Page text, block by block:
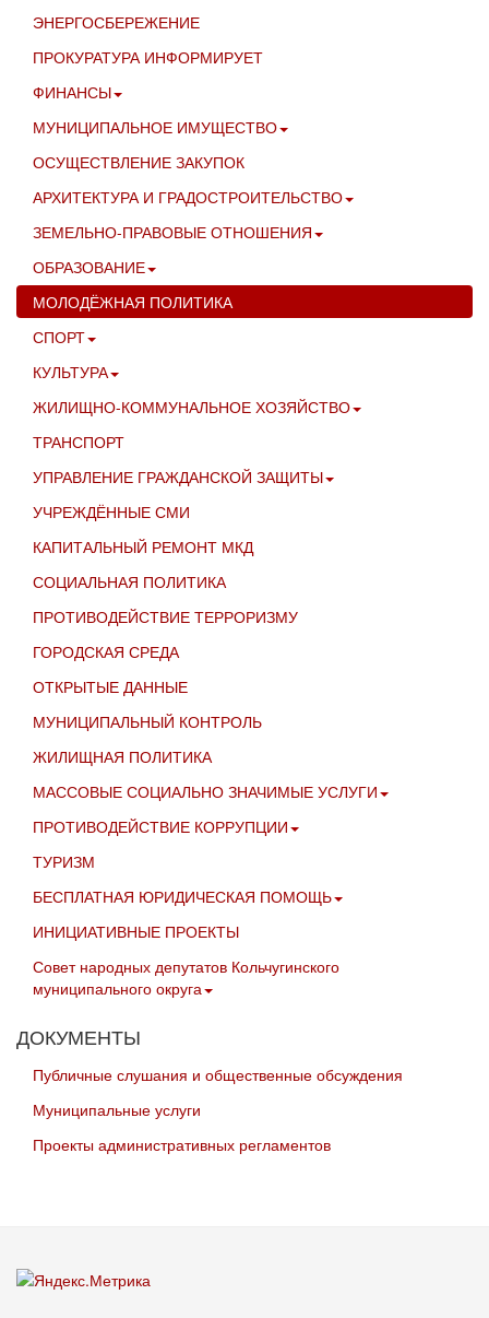
ЭНЕРГОСБЕРЕЖЕНИЕ
ПРОКУРАТУРА ИНФОРМИРУЕТ
ФИНАНСЫ
МУНИЦИПАЛЬНОЕ ИМУЩЕСТВО
ОСУЩЕСТВЛЕНИЕ ЗАКУПОК
АРХИТЕКТУРА И ГРАДОСТРОИТЕЛЬСТВО
ЗЕМЕЛЬНО-ПРАВОВЫЕ ОТНОШЕНИЯ
ОБРАЗОВАНИЕ
МОЛОДЁЖНАЯ ПОЛИТИКА
СПОРТ
КУЛЬТУРА
ЖИЛИЩНО-КОММУНАЛЬНОЕ ХОЗЯЙСТВО
ТРАНСПОРТ
УПРАВЛЕНИЕ ГРАЖДАНСКОЙ ЗАЩИТЫ
УЧРЕЖДЁННЫЕ СМИ
КАПИТАЛЬНЫЙ РЕМОНТ МКД
СОЦИАЛЬНАЯ ПОЛИТИКА
ПРОТИВОДЕЙСТВИЕ ТЕРРОРИЗМУ
ГОРОДСКАЯ СРЕДА
ОТКРЫТЫЕ ДАННЫЕ
МУНИЦИПАЛЬНЫЙ КОНТРОЛЬ
ЖИЛИЩНАЯ ПОЛИТИКА
МАССОВЫЕ СОЦИАЛЬНО ЗНАЧИМЫЕ УСЛУГИ
ПРОТИВОДЕЙСТВИЕ КОРРУПЦИИ
ТУРИЗМ
БЕСПЛАТНАЯ ЮРИДИЧЕСКАЯ ПОМОЩЬ
ИНИЦИАТИВНЫЕ ПРОЕКТЫ
Совет народных депутатов Кольчугинского
муниципального округа
ДОКУМЕНТЫ
Публичные слушания и общественные обсуждения
Муниципальные услуги
Проекты административных регламентов